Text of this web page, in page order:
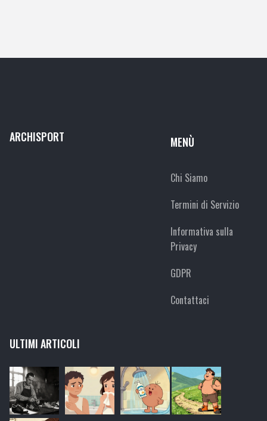
ARCHISPORT MENÙ
Chi Siamo
Termini di Servizio
Informativa sulla
Privacy
GDPR
Contattaci
ULTIMI ARTICOLI